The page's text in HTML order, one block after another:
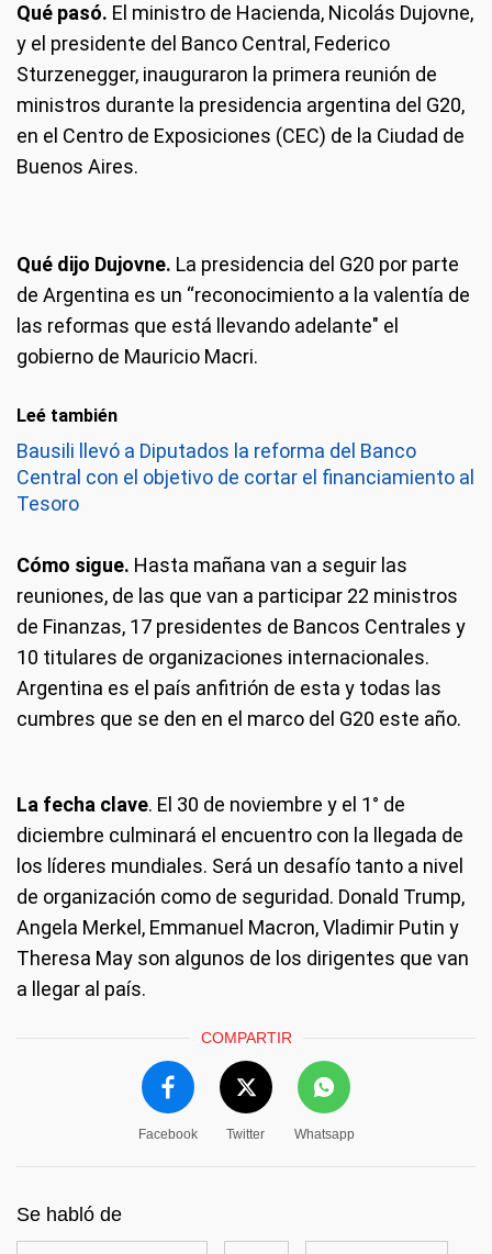
Qué pasó. El ministro de Hacienda, Nicolás Dujovne,
y el presidente del Banco Central, Federico
Sturzenegger, inauguraron la primera reunión de
ministros durante la presidencia argentina del G20,
en el Centro de Exposiciones (CEC) de la Ciudad de
Buenos Aires.
Qué dijo Dujovne. La presidencia del G20 por parte
de Argentina es un “reconocimiento a la valentía de
las reformas que está llevando adelante" el
gobierno de Mauricio Macri.
Leé también
Bausili llevó a Diputados la reforma del Banco
Central con el objetivo de cortar el financiamiento al
Tesoro
Cómo sigue. Hasta mañana van a seguir las
reuniones, de las que van a participar 22 ministros
de Finanzas, 17 presidentes de Bancos Centrales y
10 titulares de organizaciones internacionales.
Argentina es el país anfitrión de esta y todas las
cumbres que se den en el marco del G20 este año.
La fecha clave. El 30 de noviembre y el 1° de
diciembre culminará el encuentro con la llegada de
los líderes mundiales. Será un desafío tanto a nivel
de organización como de seguridad. Donald Trump,
Angela Merkel, Emmanuel Macron, Vladimir Putin y
Theresa May son algunos de los dirigentes que van
a llegar al país.
COMPARTIR
Facebook Twitter Whatsapp
Se habló de